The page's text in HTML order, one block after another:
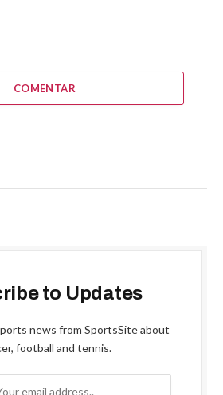
COMENTAR
to Updates
news from SportsSite about
football and tennis.